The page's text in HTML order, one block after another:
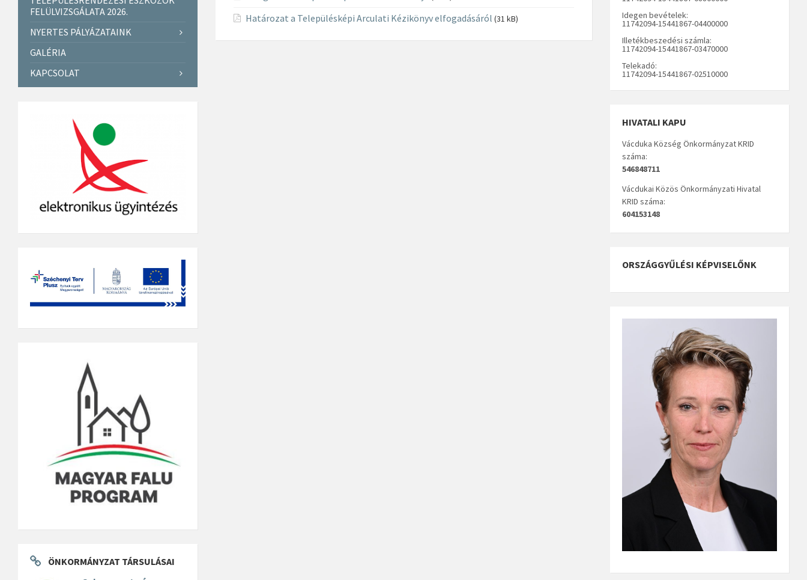
Határozat a Településképi Arculati Kézikönyv elfogadásáról (31 kB)
FELÜLVIZSGÁLATA 2026.
NYERTES PÁLYÁZATAINK
GALÉRIA
KAPCSOLAT
ÖNKORMÁNYZAT TÁRSULÁSAI
Idegen bevételek:
11742094-15441867-04400000
Illetékbeszedési számla:
11742094-15441867-03470000
Telekadó:
11742094-15441867-02510000
HIVATALI KAPU
Vácduka Község Önkormányzat KRID
száma:
546848711
Vácdukai Közös Önkormányzati Hivatal
KRID száma:
604153148
ORSZÁGGYŰLÉSI KÉPVISELŐNK